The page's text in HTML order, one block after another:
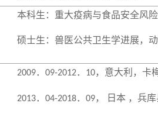
本科生：重大疫病与食品安全风
硕士生：兽医公共卫生学进展，
2009．09-2012． 10，意大利，卡
2013．04-2018．09， 日本 ，兵